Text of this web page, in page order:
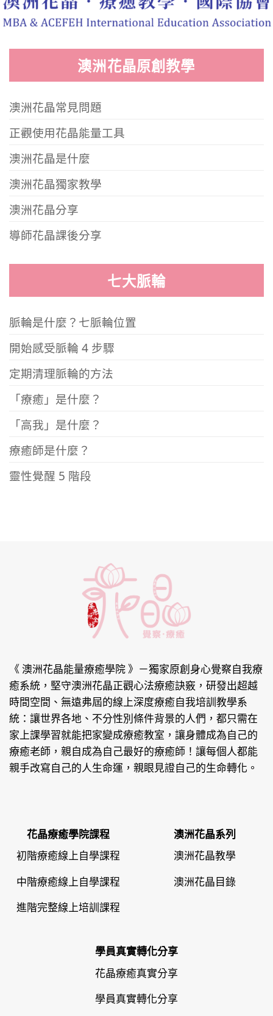
澳洲花晶原創教學
澳洲花晶常見問題
正觀使用花晶能量工具
澳洲花晶是什麼
澳洲花晶獨家教學
澳洲花晶分享
導師花晶課後分享
七大脈輪
脈輪是什麼？七脈輪位置
開始感受脈輪 4 步驟
定期清理脈輪的方法
「療癒」是什麼？
「高我」是什麼？
療癒師是什麼？
靈性覺醒 5 階段
《 澳洲花晶能量療癒學院 》 －獨家原創身心覺察自我療
癒系統，堅守澳洲花晶正觀心法療癒訣竅，研發出超越
時間空間、無遠弗屆的線上深度療癒自我培訓教學系
統：讓世界各地、不分性別條件背景的人們，都只需在
家上課學習就能把家變成療癒教室，讓身體成為自己的
療癒老師，親自成為自己最好的療癒師！讓每個人都能
親手改寫自己的人生命運，親眼見證自己的生命轉化。
花晶療癒學院課程
初階療癒線上自學課程
中階療癒線上自學課程
進階完整線上培訓課程
澳洲花晶系列
澳洲花晶教學
澳洲花晶目錄
學員真實轉化分享
花晶療癒真實分享
學員真實轉化分享